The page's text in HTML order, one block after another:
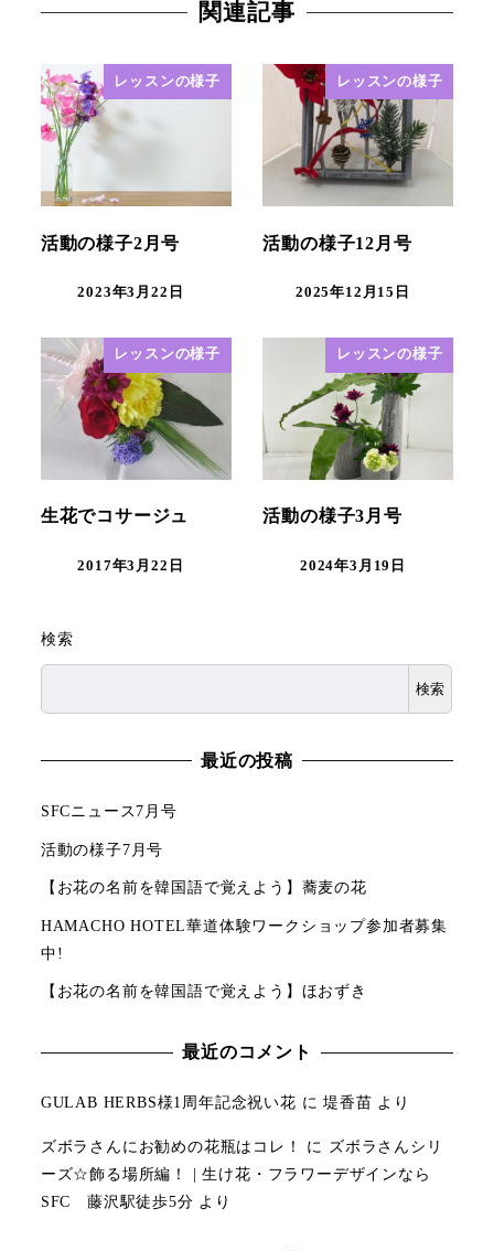
関連記事
レッスンの様子
活動の様子2月号
2023年3月22日
レッスンの様子
活動の様子12月号
2025年12月15日
レッスンの様子
生花でコサージュ
2017年3月22日
レッスンの様子
活動の様子3月号
2024年3月19日
検索
検索
最近の投稿
SFCニュース7月号
活動の様子7月号
【お花の名前を韓国語で覚えよう】蕎麦の花
HAMACHO HOTEL華道体験ワークショップ参加者募集
中!
【お花の名前を韓国語で覚えよう】ほおずき
最近のコメント
GULAB HERBS様1周年記念祝い花 に堤香苗 より
ズボラさんにお勧めの花瓶はコレ！ に
ズボラさんシリ
ーズ☆飾る場所編！ | 生け花・フラワーデザインなら
SFC 藤沢駅徒歩5分 より